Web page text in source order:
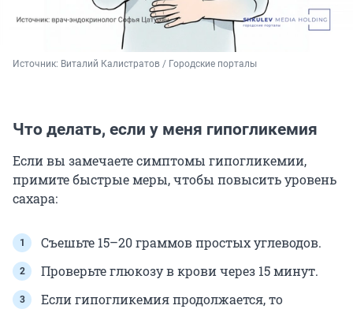
Источник: Виталий Калистратов / Городские порталы
Что делать, если у меня гипогликемия
Если вы замечаете симптомы гипогликемии,
примите быстрые меры, чтобы повысить уровень
сахара:
Съешьте 15–20 граммов простых углеводов.
Проверьте глюкозу в крови через 15 минут.
Если гипогликемия продолжается, то